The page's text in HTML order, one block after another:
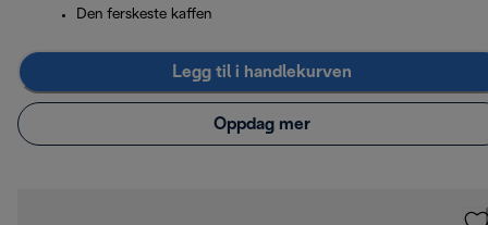
Den ferskeste kaffen
Legg til i handlekurven
Oppdag mer